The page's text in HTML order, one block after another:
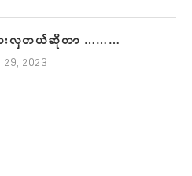
းလှတယ်ဆိုတာ ………
2023